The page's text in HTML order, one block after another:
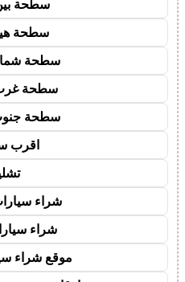
سطحة
سطحة
سطحة
سطحة
سطحة
اقرب
شراء
شراء
موقع شراء